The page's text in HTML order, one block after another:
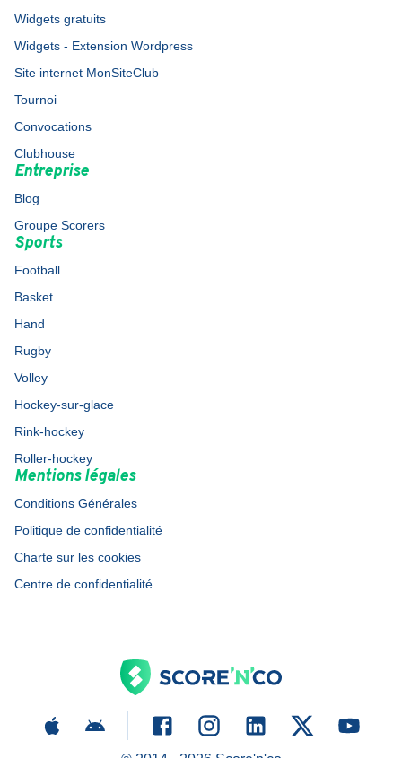
Widgets gratuits
Widgets - Extension Wordpress
Site internet MonSiteClub
Tournoi
Convocations
Clubhouse
Entreprise
Blog
Groupe Scorers
Sports
Football
Basket
Hand
Rugby
Volley
Hockey-sur-glace
Rink-hockey
Roller-hockey
Mentions légales
Conditions Générales
Politique de confidentialité
Charte sur les cookies
Centre de confidentialité